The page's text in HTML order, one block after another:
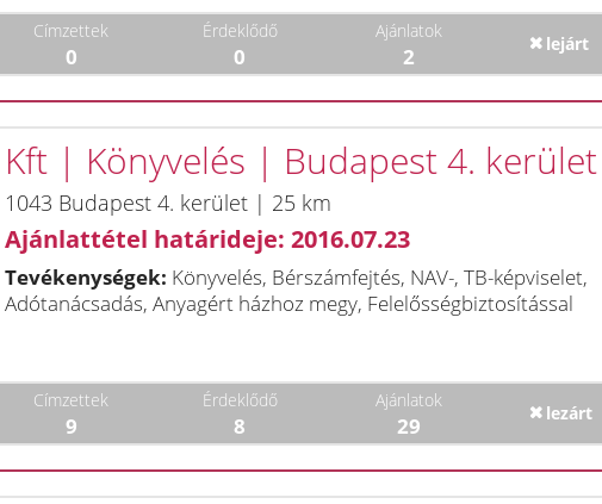
Címzettek
0
Érdeklődő
0
Ajánlatok
2 lejárt
Kft | Könyvelés | Budapest 4. kerület
1043 Budapest 4. kerület | 25 km
Ajánlattétel határideje: 2016.07.23
Tevékenységek: Könyvelés, Bérszámfejtés, NAV-, TB-képviselet,
Adótanácsadás, Anyagért házhoz megy, Felelősségbiztosítással
Címzettek
9
Érdeklődő
8
Ajánlatok
29 lezárt